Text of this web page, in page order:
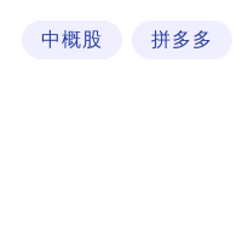
技
中概股 拼多多